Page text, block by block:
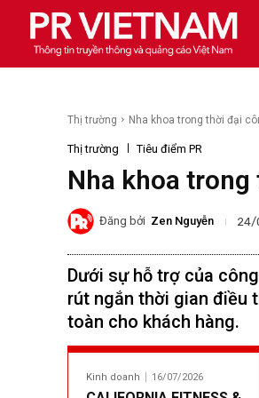
Thị trường Nha khoa trong thời đại
Thị trường Tiêu điểm PR
Nha khoa
Đăng bởi Zen Nguyễn 24/
Dưới sự hỗ trợ của
rút ngắn thời gian điều
toàn cho khách hàng.
Kinh doanh 16/07/2026